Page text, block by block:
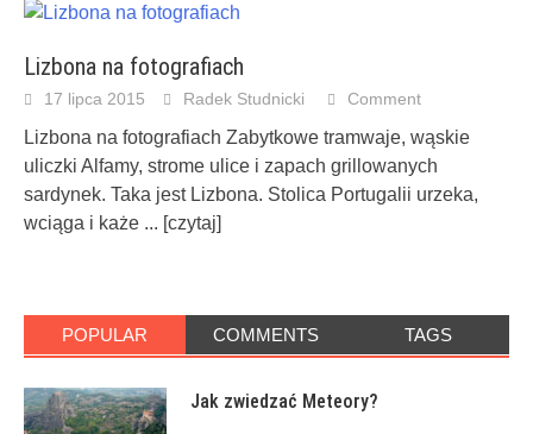
Lizbona na fotografiach
17 lipca 2015 Radek Studnicki Comment
Lizbona na fotografiach Zabytkowe tramwaje, wąskie
uliczki Alfamy, strome ulice i zapach grillowanych
sardynek. Taka jest Lizbona. Stolica Portugalii urzeka,
wciąga i każe ... [czytaj]
POPULAR COMMENTS TAGS
Jak zwiedzać Meteory?